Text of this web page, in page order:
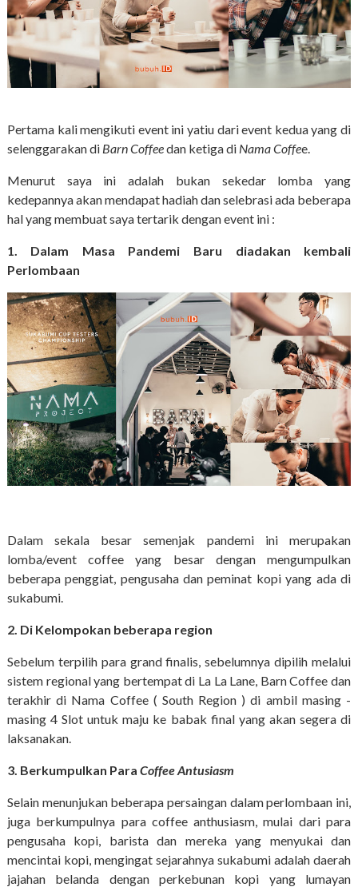
Pertama kali mengikuti event ini yatiu dari event kedua yang di
selenggarakan di Barn Coffeedan ketiga di Nama Coffee.
Menurut saya ini adalah bukan sekedar lomba yang
kedepannya akan mendapat hadiah dan selebrasi ada beberapa
hal yang membuat saya tertarik dengan event ini :
1. Dalam Masa Pandemi Baru diadakan kembali
Perlombaan
Dalam sekala besar semenjak pandemi ini merupakan
lomba/event coffee yang besar dengan mengumpulkan
beberapa penggiat, pengusaha dan peminat kopi yang ada di
sukabumi.
2. Di Kelompokan beberapa region
Sebelum terpilih para grand finalis, sebelumnya dipilih melalui
sistem regional yang bertempat di La La Lane, Barn Coffee dan
terakhir di Nama Coffee ( South Region ) di ambil masing -
masing 4 Slot untuk maju ke babak final yang akan segera di
laksanakan.
3. Berkumpulkan Para Coffee Antusiasm
Selain menunjukan beberapa persaingan dalam perlombaan ini,
juga berkumpulnya para coffee anthusiasm, mulai dari para
pengusaha kopi, barista dan mereka yang menyukai dan
mencintai kopi, mengingat sejarahnya sukabumi adalah daerah
jajahan belanda dengan perkebunan kopi yang lumayan